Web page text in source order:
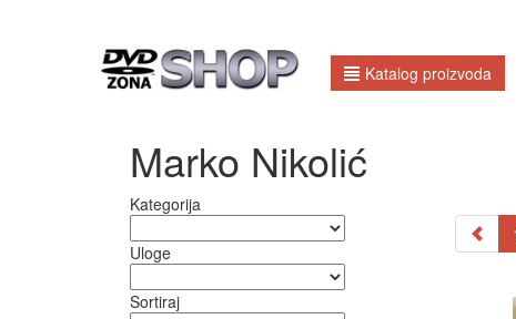
Katalog proizvoda
Marko Nikolić
Kategorija
Uloge
Sortiraj